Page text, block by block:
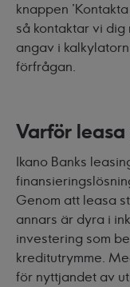
knappen
så kontaktar vi
angav i
förfrågan.
Varför
Ikano Banks
Genom att leasa
annars är dyra i
investering som
kreditutrymme.
för nyttjandet av